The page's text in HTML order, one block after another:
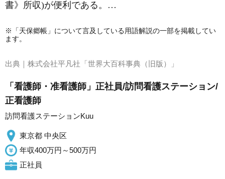
書》所収)が便利である。…
※「天保郷帳」について言及している用語解説の一部を掲載してい
ます。
出典｜ 株式会社平凡社「世界大百科事典（旧版）」
「看護師・准看護師」正社員/訪問看護ステーション/
正看護師
訪問看護ステーションKuu
東京都 中央区
年収400万円～500万円
正社員